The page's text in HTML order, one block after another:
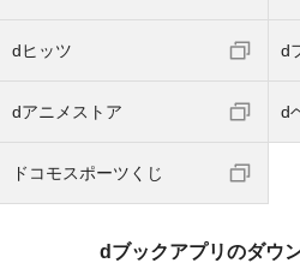
dヒッツ d
dアニメストア d
ドコモスポーツくじ
dブックアプリのダウ